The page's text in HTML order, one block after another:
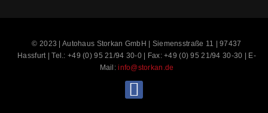
© 2023 | Autohaus Storkan GmbH | Siemensstraße 11 | 97437
Hassfurt | Tel.: +49 (0) 95 21/94 30-0 | Fax: +49 (0) 95 21/94 30-30 | E-
Mail:info@storkan.de